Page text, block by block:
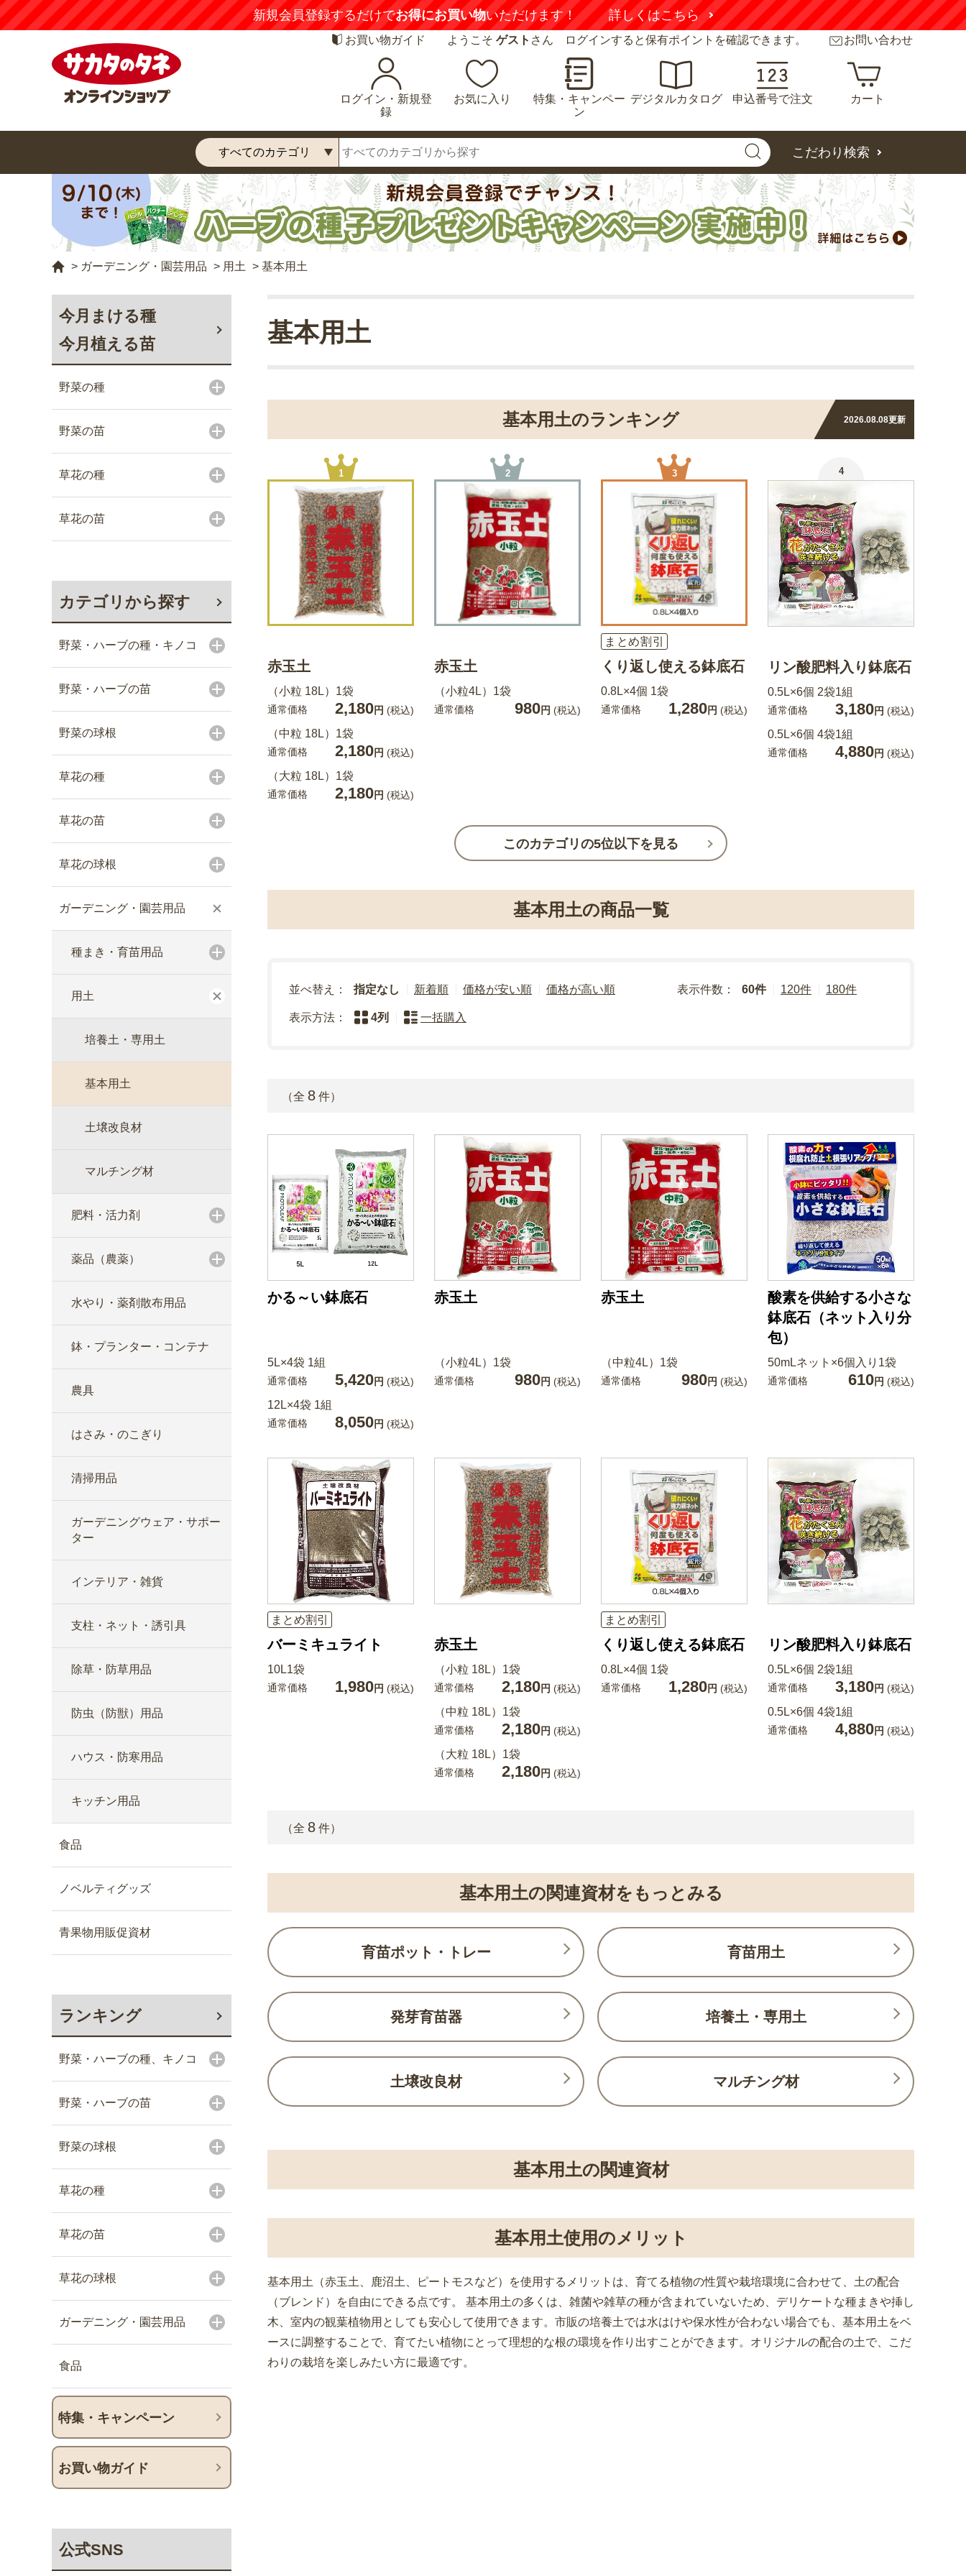
新規会員登録するだけでお得にお買い物いただけます！ 詳しくはこちら
お買い物ガイド ようこそ ゲスト さん ログインすると保有ポイントを確認できます。 お問い合わせ
ログイン・新規登
録
お気に入り
特集・キャンペー
ン
デジタルカタログ 申込番号で注文 カート
こだわり検索
> ガーデニング・園芸用品 > 用土 > 基本用土
今月まける種
今月植える苗
野菜の種
野菜の苗
草花の種
草花の苗
カテゴリから探す
野菜・ハーブの種・キノコ
野菜・ハーブの苗
野菜の球根
草花の種
草花の苗
草花の球根
ガーデニング・園芸用品
種まき・育苗用品
用土
培養土・専用土
基本用土
土壌改良材
マルチング材
肥料・活力剤
薬品（農薬）
水やり・薬剤散布用品
鉢・プランター・コンテナ
農具
はさみ・のこぎり
清掃用品
ガーデニングウェア・サポー
ター
インテリア・雑貨
支柱・ネット・誘引具
除草・防草用品
防虫（防獣）用品
ハウス・防寒用品
キッチン用品
食品
ノベルティグッズ
青果物用販促資材
ランキング
野菜・ハーブの種、キノコ
野菜・ハーブの苗
野菜の球根
草花の種
草花の苗
草花の球根
ガーデニング・園芸用品
食品
特集・キャンペーン
お買い物ガイド
公式SNS
基本用土
基本用土のランキング 2026.08.08更新
1
赤玉土
（小粒 18L）1袋
通常価格 2,180円 (税込)
（中粒 18L）1袋
通常価格 2,180円 (税込)
（大粒 18L）1袋
通常価格 2,180円 (税込)
2
赤玉土
（小粒4L）1袋
通常価格 980円 (税込)
3
まとめ割引
くり返し使える鉢底石
0.8L×4個 1袋
通常価格 1,280円 (税込)
4
リン酸肥料入り鉢底石
0.5L×6個 2袋1組
通常価格 3,180円 (税込)
0.5L×6個 4袋1組
通常価格 4,880円 (税込)
このカテゴリの5位以下を見る
基本用土の商品一覧
並べ替え： 指定なし 新着順 価格が安い順 価格が高い順 表示件数： 60件 120件 180件
表示方法： 4列 一括購入
（全 8 件）
かる～い鉢底石
5L×4袋 1組
通常価格 5,420円 (税込)
12L×4袋 1組
通常価格 8,050円 (税込)
赤玉土
（小粒4L）1袋
通常価格 980円 (税込)
赤玉土
（中粒4L）1袋
通常価格 980円 (税込)
酸素を供給する小さな
鉢底石（ネット入り分
包）
50mLネット×6個入り1袋
通常価格 610円 (税込)
まとめ割引
バーミキュライト
10L1袋
通常価格 1,980円 (税込)
赤玉土
（小粒 18L）1袋
通常価格 2,180円 (税込)
（中粒 18L）1袋
通常価格 2,180円 (税込)
（大粒 18L）1袋
通常価格 2,180円 (税込)
まとめ割引
くり返し使える鉢底石
0.8L×4個 1袋
通常価格 1,280円 (税込)
リン酸肥料入り鉢底石
0.5L×6個 2袋1組
通常価格 3,180円 (税込)
0.5L×6個 4袋1組
通常価格 4,880円 (税込)
（全 8 件）
基本用土の関連資材をもっとみる
育苗ポット・トレー 育苗用土
発芽育苗器 培養土・専用土
土壌改良材 マルチング材
基本用土の関連資材
基本用土使用のメリット
基本用土（赤玉土、鹿沼土、ピートモスなど）を使用するメリットは、育てる植物の性質や栽培環境に合わせて、土の配合
（ブレンド）を自由にできる点です。 基本用土の多くは、雑菌や雑草の種が含まれていないため、デリケートな種まきや挿し
木、室内の観葉植物用としても安心して使用できます。市販の培養土では水はけや保水性が合わない場合でも、基本用土をベ
ースに調整することで、育てたい植物にとって理想的な根の環境を作り出すことができます。オリジナルの配合の土で、こだ
わりの栽培を楽しみたい方に最適です。